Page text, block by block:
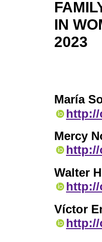
IN
2023
María
http://
Mercy
http://
Walter
http://
Víctor
http://